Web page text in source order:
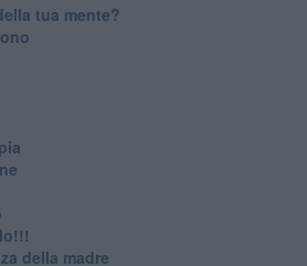
tua mente?
della madre